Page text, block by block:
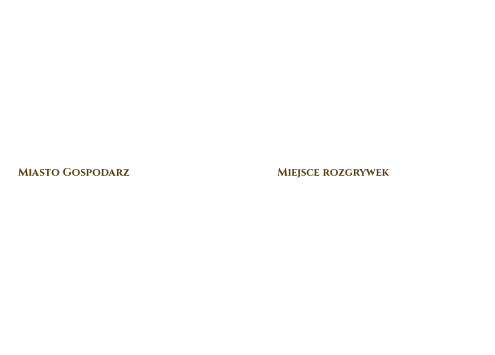
Miasto Gospodarz Miejsce rozgrywek